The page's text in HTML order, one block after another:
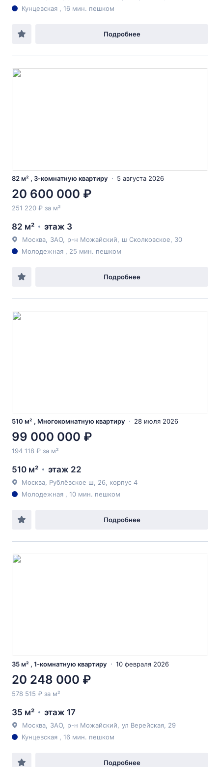
Кунцевская , 16 мин. пешком
Подробнее
82 м² , 3-комнатную квартиру 5 августа 2026
20 600 000 ₽
251 220 ₽ за м²
82 м² этаж 3
Москва ЗАО р-н Можайский ш Сколковское , 30
Молодежная , 25 мин. пешком
Подробнее
510 м² , Многокомнатную квартиру 28 июля 2026
99 000 000 ₽
194 118 ₽ за м²
510 м² этаж 22
Москва, Рублёвское ш, 26, корпус 4
Молодежная , 10 мин. пешком
Подробнее
35 м² , 1-комнатную квартиру 10 февраля 2026
20 248 000 ₽
578 515 ₽ за м²
35 м² этаж 17
Москва ЗАО р-н Можайский ул Верейская , 29
Кунцевская , 16 мин. пешком
Подробнее